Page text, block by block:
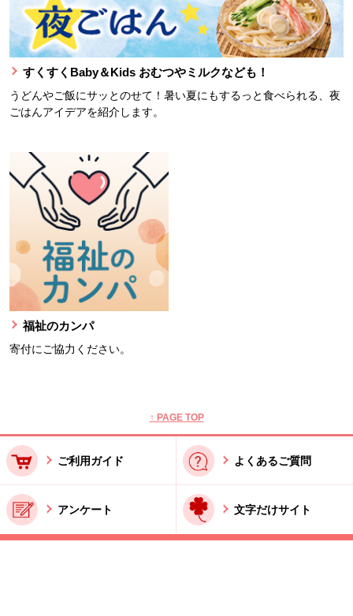
すくすくBaby＆Kids おむつやミルクなども！
うどんやご飯にサッとのせて！暑い夏にもするっと食べられる、夜
ごはんアイデアを紹介します。
福祉のカンパ
寄付にご協力ください。
↑ PAGE TOP
ご利用ガイド よくあるご質問
アンケート 文字だけサイト